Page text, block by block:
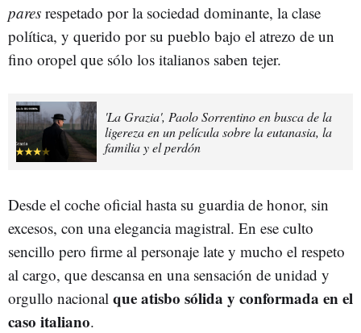
pares respetado por la sociedad dominante, la clase
política, y querido por su pueblo bajo el atrezo de un
fino oropel que sólo los italianos saben tejer.
'La Grazia', Paolo Sorrentino en busca de la
ligereza en un película sobre la eutanasia, la
familia y el perdón
Desde el coche oficial hasta su guardia de honor, sin
excesos, con una elegancia magistral. En ese culto
sencillo pero firme al personaje late y mucho el respeto
al cargo, que descansa en una sensación de unidad y
orgullo nacional que atisbo sólida y conformada en el
caso italiano.